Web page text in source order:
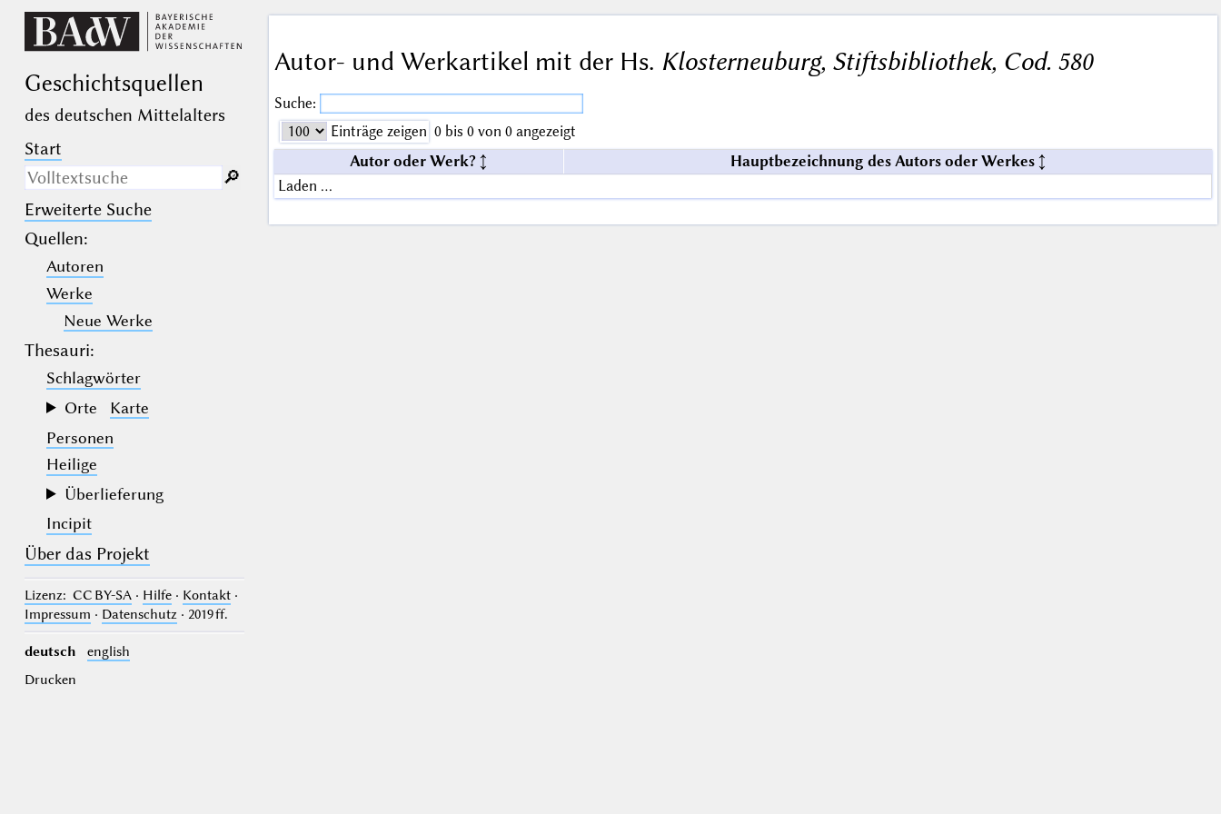
Geschichts­quellen
des deutschen Mittelalters
Start
Nur in Beschreibungs­texten
suchen
(der Unterstrich) ist Platzhalter für
genau ein Zeichen.
(das Prozentzeichen) ist Platzhalter
für kein, ein oder mehr als ein
Zeichen.
🔎︎
Erweiterte Suche
Quellen:
Autoren
Werke
Neue Werke
Thesauri:
Schlagwörter
Orte
Karte
Personen
Heilige
Überlieferung
Incipit
Über das Projekt
Lizenz: CC BY-SA· Hilfe· Kontakt·
Impressum · Datenschutz· 2019 ff.
deutsch
english
Drucken
Autor- und Werkartikel mit der Hs. Klosterneuburg, Stiftsbibliothek, Cod. 580
Suche:
Einträge zeigen 0 bis 0 von 0 angezeigt
Autor oder Werk?
Hauptbezeichnung des Autors oder Werkes
Laden …